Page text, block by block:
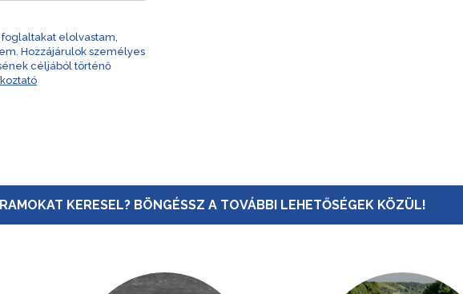
elolvastam,
Hozzájárulok személyes
céljából történő
KERESEL? BÖNGÉSSZ A TOVÁBBI LEHETŐSÉGEK KÖZÜL!